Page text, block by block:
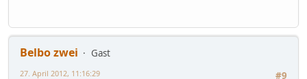
Belbo zwei
Gast
#9
27. April 2012, 11:16:29